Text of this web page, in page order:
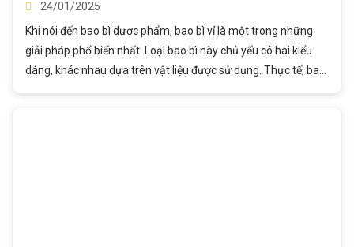
24/01/2025
Khi nói đến bao bì dược phẩm, bao bì vỉ là một trong những
giải pháp phổ biến nhất. Loại bao bì này chủ yếu có hai kiểu
dáng, khác nhau dựa trên vật liệu được sử dụng. Thực tế, bao